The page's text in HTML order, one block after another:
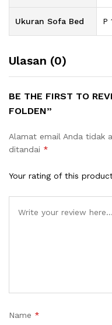
Ukuran Sofa Bed P
Ulasan (0)
BE THE FIRST TO
FOLDEN”
Alamat email Anda tidak
ditandai *
Your rating of this
Name *